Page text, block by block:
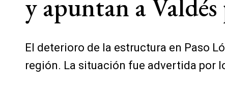
y apuntan a
El deterioro de la estructura en Paso
región. La situación fue advertida por